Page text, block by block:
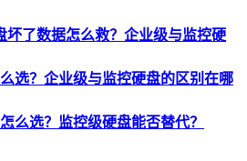
坏了数据怎么救？企业级与监控硬
选？企业级与监控硬盘的区别在哪
么选？监控级硬盘能否替代？